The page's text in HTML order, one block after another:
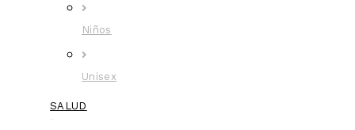
Niños
Unisex
SALUD